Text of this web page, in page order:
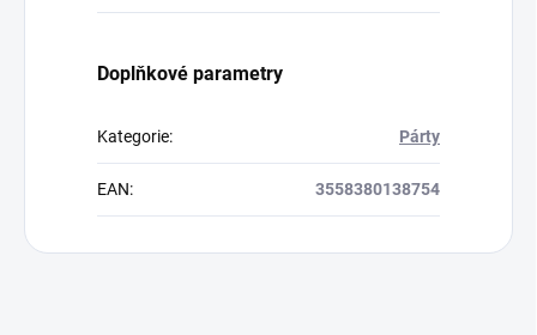
Doplňkové parametry
Kategorie: Párty
EAN: 3558380138754